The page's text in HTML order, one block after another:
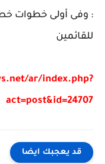
: وفى أولى خطوات
للقائمين
ar/index.php?
act=post&id=24707
قد يعجبك ايضا